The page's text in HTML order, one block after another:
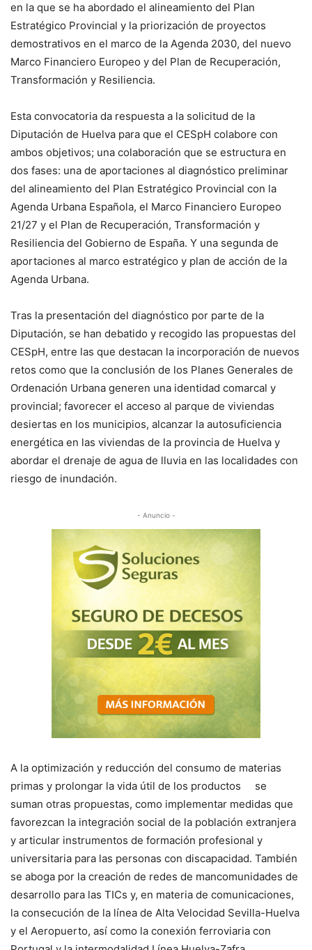
en la que se ha abordado el alineamiento del Plan
Estratégico Provincial y la priorización de proyectos
demostrativos en el marco de la Agenda 2030, del nuevo
Marco Financiero Europeo y del Plan de Recuperación,
Transformación y Resiliencia.
Esta convocatoria da respuesta a la solicitud de la
Diputación de Huelva para que el CESpH colabore con
ambos objetivos; una colaboración que se estructura en
dos fases: una de aportaciones al diagnóstico preliminar
del alineamiento del Plan Estratégico Provincial con la
Agenda Urbana Española, el Marco Financiero Europeo
21/27 y el Plan de Recuperación, Transformación y
Resiliencia del Gobierno de España. Y una segunda de
aportaciones al marco estratégico y plan de acción de la
Agenda Urbana.
Tras la presentación del diagnóstico por parte de la
Diputación, se han debatido y recogido las propuestas del
CESpH, entre las que destacan la incorporación de nuevos
retos como que la conclusión de los Planes Generales de
Ordenación Urbana generen una identidad comarcal y
provincial; favorecer el acceso al parque de viviendas
desiertas en los municipios, alcanzar la autosuficiencia
energética en las viviendas de la provincia de Huelva y
abordar el drenaje de agua de lluvia en las localidades con
riesgo de inundación.
- Anuncio -
A la optimización y reducción del consumo de materias
primas y prolongar la vida útil de los productos se
suman otras propuestas, como implementar medidas que
favorezcan la integración social de la población extranjera
y articular instrumentos de formación profesional y
universitaria para las personas con discapacidad. También
se aboga por la creación de redes de mancomunidades de
desarrollo para las TICs y, en materia de comunicaciones,
la consecución de la línea de Alta Velocidad Sevilla-Huelva
y el Aeropuerto, así como la conexión ferroviaria con